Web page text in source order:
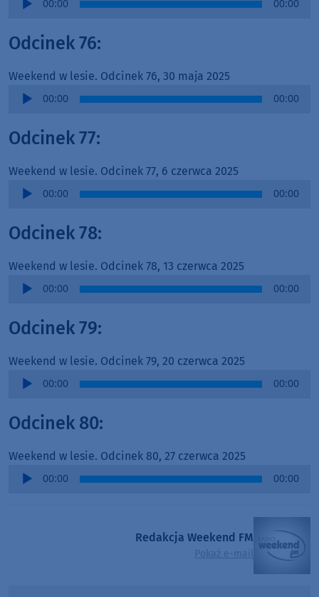
00:00 00:00
Odcinek 76:
Weekend w lesie. Odcinek 76, 30 maja 2025
Audio
00:00 00:00
Odcinek 77:
Weekend w lesie. Odcinek 77, 6 czerwca 2025
Audio
00:00 00:00
Odcinek 78:
Weekend w lesie. Odcinek 78, 13 czerwca 2025
Audio
00:00 00:00
Odcinek 79:
Weekend w lesie. Odcinek 79, 20 czerwca 2025
Audio
00:00 00:00
Odcinek 80:
Weekend w lesie. Odcinek 80, 27 czerwca 2025
Audio
00:00 00:00
Redakcja Weekend FM
Pokaż e-mail